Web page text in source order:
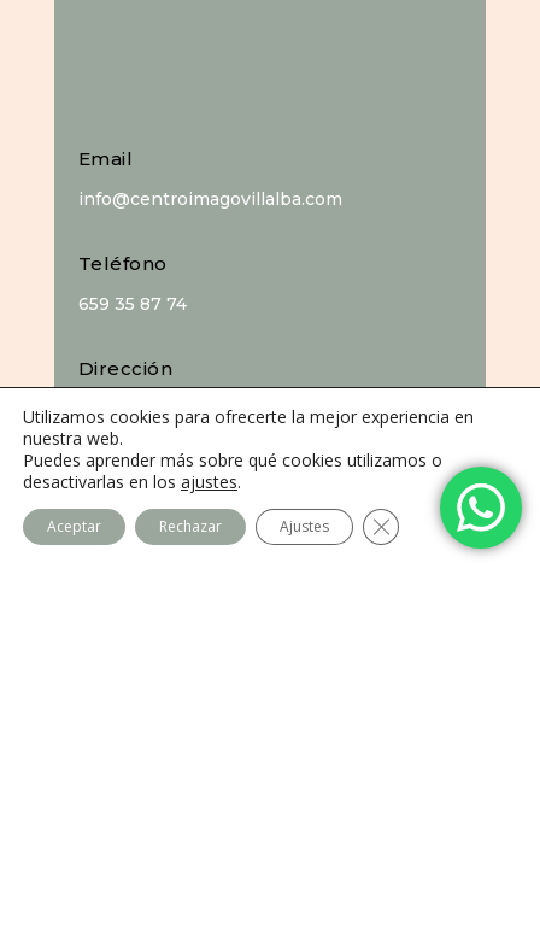
Email
info@centroimagovillalba.com
Teléfono
659 35 87 74
Dirección
C. Camino de la Fonda, 28400 Collado
Villalba, Madrid
Utilizamos cookies para ofrecerte la mejor experiencia en
nuestra web.
Puedes aprender más sobre qué cookies utilizamos o
desactivarlas en los ajustes.
Aceptar Rechazar Ajustes Cerrar el banner de